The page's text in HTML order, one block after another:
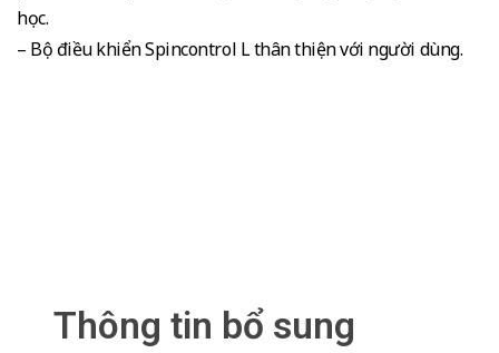
học.
– Bộ điều khiển Spincontrol L thân thiện với người dùng.
Thông tin bổ sung